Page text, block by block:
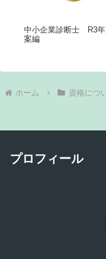
中小企業診断士 R3
案編
ホーム 資格につ
プロフィール